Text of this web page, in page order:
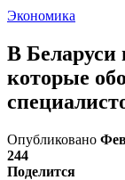
Экономика
В Беларуси
которые
Опубликовано
244
Поделится